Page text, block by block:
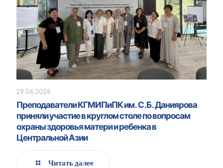
29.06.2026
Преподаватели КГМИПиПК им. С.Б. Даниярова
приняли участие в круглом столе по вопросам
охраны здоровья матери и ребенка в
Центральной Азии
Читать далее